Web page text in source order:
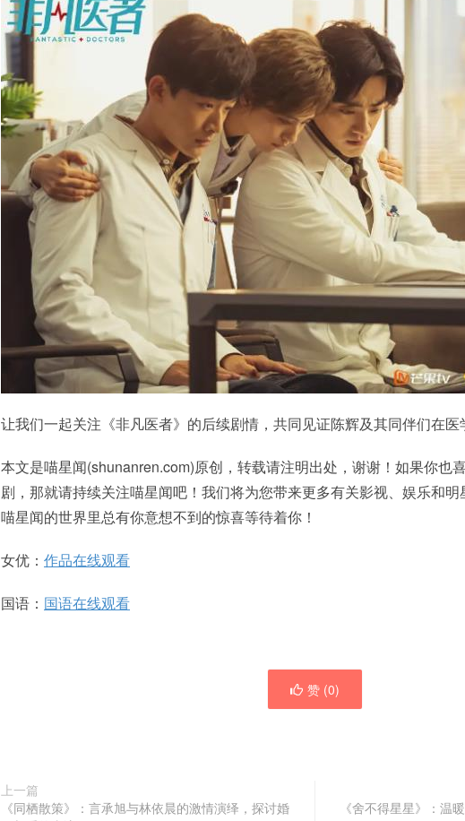
让我们一起关注《非凡医者》的后续剧情，共同见证陈辉及其同伴们在医
本文是喵星闻(shunanren.com)原创，转载请注明出处，谢谢！如果你也
剧，那就请持续关注喵星闻吧！我们将为您带来更多有关影视、娱乐和明
喵星闻的世界里总有你意想不到的惊喜等待着你！
女优： 作品在线观看
国语： 国语在线观看
赞 (0)
上一篇
《同栖散策》：言承旭与林依晨的激情演绎，探讨婚
《舍不得星星》：温